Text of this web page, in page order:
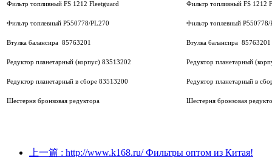
Фильтр топливный FS 1212 Fleetguard
Фильтр топливный FS 1212
Фильтр топлевный Р550778/PL270 Фильтр топлевный Р550778/
Втулка балансира 85763201 Втулка балансира 85763201
Редуктор планетарный (корпус) 83513202 Редуктор планетарный
Редуктор планетарный в сборе 83513200 Редуктор планетарный в
Шестерня бронзовая редуктора Шестерня бронзовая
上一篇 : http://www.k168.ru/ Фильтры оптом из Китая!